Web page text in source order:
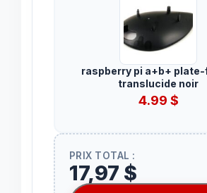
raspberry pi a+b+
translucide noir
4.99 $
PRIX TOTAL :
17,97 $